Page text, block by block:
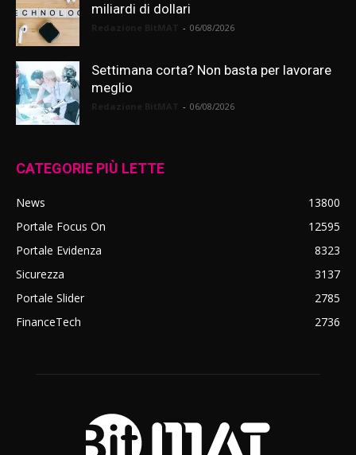
miliardi di dollari
- 06/08/2026
Settimana corta? Non basta per lavorare
meglio
- 06/08/2026
CATEGORIE PIÙ LETTE
News
13800
Portale Focus On
12595
Portale Evidenza
8323
Sicurezza
3137
Portale Slider
2785
FinanceTech
2736